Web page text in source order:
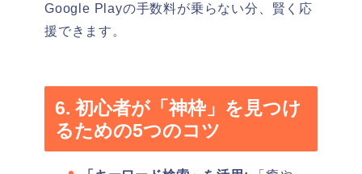
Google Playの手数料が乗らない分、賢く応
援できます。
6. 初心者が「神枠」を見つけ
るための5つのコツ